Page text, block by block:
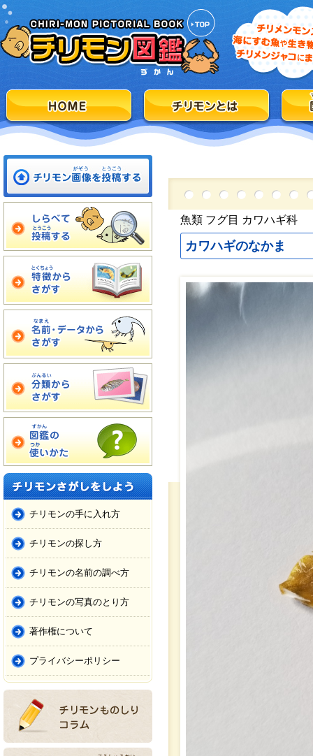
チリモンの手に入れ方
チリモンの探し方
チリモンの名前の調べ方
チリモンの写真のとり方
著作権について
プライバシーポリシー
魚類 フグ目 カワハギ科
カワハギのなかま